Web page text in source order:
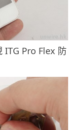
ITG Pro Flex 防